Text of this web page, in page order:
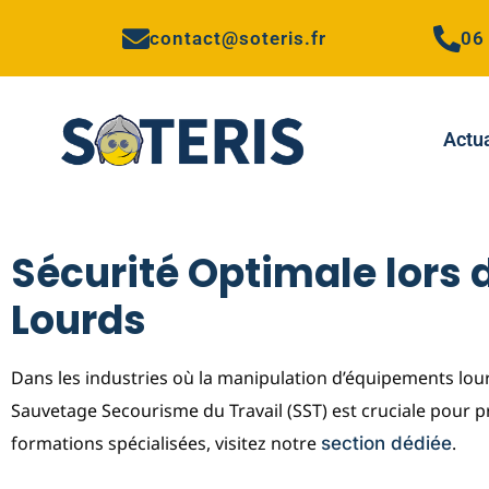
contact@soteris.fr 06
Sécurité Optimale lors
Lourds
Dans les industries où la manipulation d’équipements
Sauvetage Secourisme du Travail (SST) est cruciale
formations spécialisées, visitez notre section dédiée.